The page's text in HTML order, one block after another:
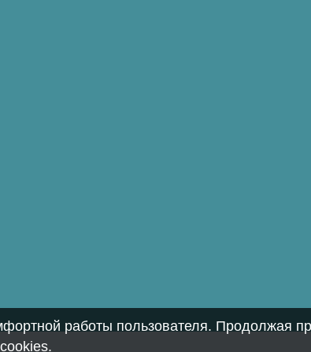
работы пользователя. Продолжая
.